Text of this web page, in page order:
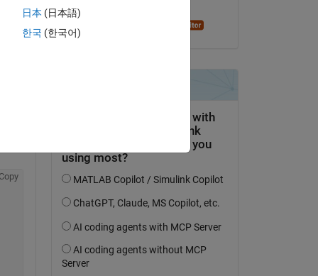
Copy
Akzeptiert:
日本 (日本語)
한국 (한국어)